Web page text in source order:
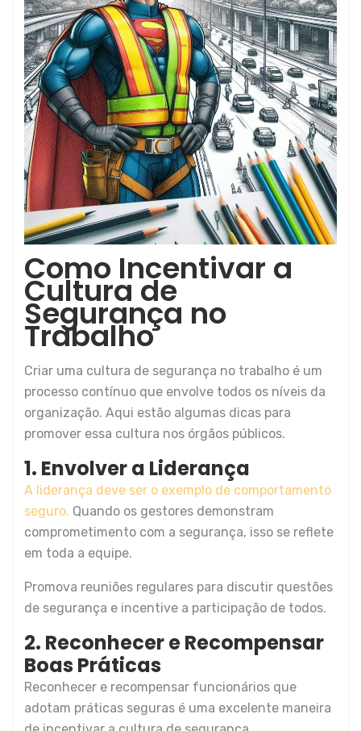
Como Incentivar a
Cultura de
Segurança no
Trabalho
Criar uma cultura de segurança no trabalho é um
processo contínuo que envolve todos os níveis da
organização. Aqui estão algumas dicas para
promover essa cultura nos órgãos públicos.
1. Envolver a Liderança
A liderança deve ser o exemplo de comportamento
seguro. Quando os gestores demonstram
comprometimento com a segurança, isso se reflete
em toda a equipe.
Promova reuniões regulares para discutir questões
de segurança e incentive a participação de todos.
2. Reconhecer e Recompensar
Boas Práticas
Reconhecer e recompensar funcionários que
adotam práticas seguras é uma excelente maneira